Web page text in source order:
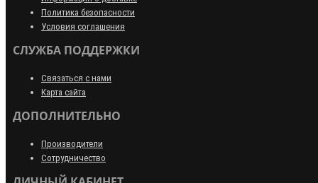
Политика безопасности
Условия соглашения
СЛУЖБА ПОДДЕРЖКИ
Связаться с нами
Карта сайта
ДОПОЛНИТЕЛЬНО
Производители
Сотрудничество